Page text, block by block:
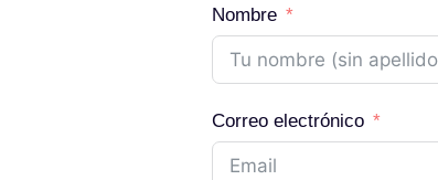
Nombre
Correo electrónico